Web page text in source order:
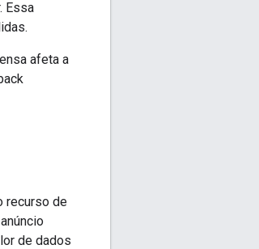
Essa
afeta a
recurso de
de dados